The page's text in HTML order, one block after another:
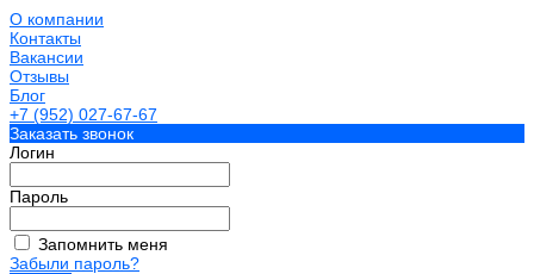
О компании
Контакты
Вакансии
Отзывы
Блог
+7 (952) 027-67-67
Заказать звонок
Логин
Пароль
Запомнить меня
Забыли пароль?